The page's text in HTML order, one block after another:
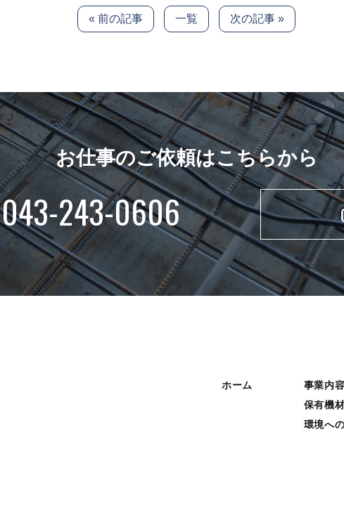
« 前の記事 一覧 次の記事 »
お仕事のご依頼はこちらから
043-243-0606
ホーム
事業内
保有機
環境へ